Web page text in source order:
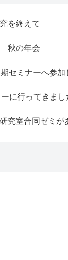
を終えて
秋の年会
セミナーへ参加
に行ってきまし
究室合同ゼミが